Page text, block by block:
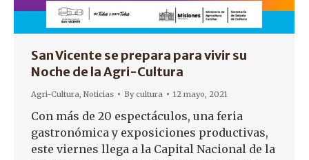
San Vicente se prepara para vivir su
Noche de la Agri-Cultura
Agri-Cultura, Noticias Bycultura 12 mayo, 2021
Con más de 20 espectáculos, una feria
gastronómica y exposiciones productivas,
este viernes llega a la Capital Nacional de la